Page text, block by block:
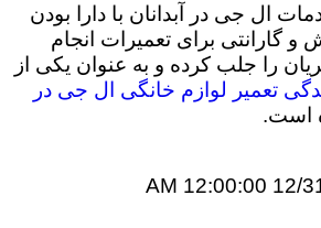
ال جی در آبدانان با دارا بودن
گارانتی برای تعمیرات انجام
را جلب کرده و به عنوان یکی از
تعمیر لوازم خانگی ال جی در
است.
12/31/